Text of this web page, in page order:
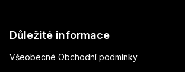
Důležité informace
Všeobecné Obchodní podmínky